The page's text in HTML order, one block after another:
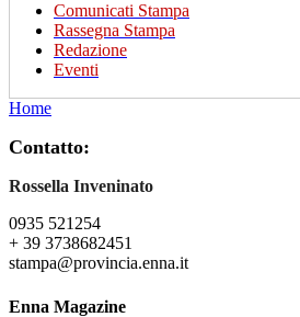
Comunicati Stampa
Rassegna Stampa
Redazione
Eventi
Home
Contatto:
Rossella Inveninato
0935 521254
+ 39 3738682451
stampa@provincia.enna.it
Enna Magazine